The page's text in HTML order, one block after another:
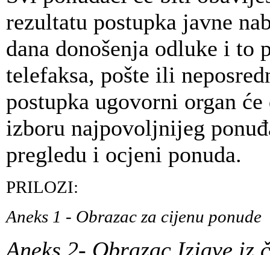
rezultatu postupka javne
dana donošenja odluke i to
telefaksa, pošte ili
postupka ugovorni organ
izboru najpovoljnijeg
pregledu i ocjeni ponuda.
PRILOZI:
Aneks 1 - Obrazac za cijenu ponude
Aneks 2- Obrazac Izjave iz